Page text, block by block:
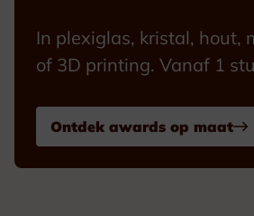
In plexiglas, kristal, hout,
of 3D printing. Vanaf 1
Ontdek awards op maat